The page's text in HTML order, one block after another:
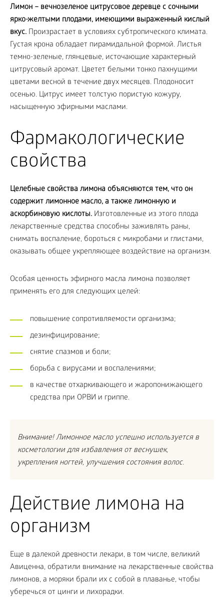
Лимон – вечнозеленое цитрусовое деревце с сочными
ярко-желтыми плодами, имеющими выраженный кислый
вкус. Произрастает в условиях субтропического климата.
Густая крона обладает пирамидальной формой. Листья
темно-зеленые, глянцевые, источающие характерный
цитрусовый аромат. Цветет белыми тонко пахнущими
цветами весной в течение двух месяцев. Плодоносит
осенью. Цитрус имеет толстую пористую кожуру,
насыщенную эфирными маслами.
Фармакологические
свойства
Целебные свойства лимона объясняются тем, что он
содержит лимонное масло, а также лимонную и
аскорбиновую кислоты. Изготовленные из этого плода
лекарственные средства способны заживлять раны,
снимать воспаление, бороться с микробами и глистами,
оказывать общее укрепляющее воздействие на организм.
Особая ценность эфирного масла лимона позволяет
применять его для следующих целей:
повышение сопротивляемости организма;
дезинфицирование;
снятие спазмов и боли;
борьба с вирусами и воспалениями;
в качестве отхаркивающего и жаропонижающего
средства при ОРВИ и гриппе.
Внимание! Лимонное масло успешно используется в
косметологии для избавления от веснушек,
укрепления ногтей, улучшения состояния волос.
Действие лимона на
организм
Еще в далекой древности лекари, в том числе, великий
Авиценна, обратили внимание на лекарственные свойства
лимонов, а моряки брали их с собой в плаванье, чтобы
уберечься от цинги и лихорадки.